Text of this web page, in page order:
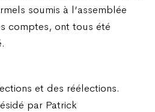
soumis à l’assemblée
comptes, ont tous été
et des réélections.
par Patrick